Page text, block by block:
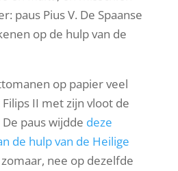
paus Pius V. De Spaanse
op de hulp van de
op papier veel
II met zijn vloot de
paus wijdde deze
de hulp van de Heilige
nee op dezelfde